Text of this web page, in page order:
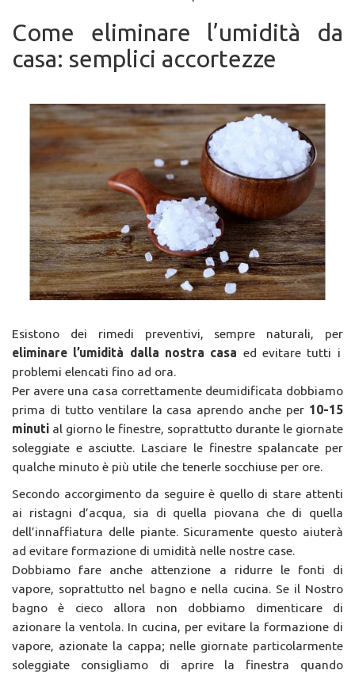
Come eliminare l’umidità da
casa: semplici accortezze
Esistono dei rimedi preventivi, sempre naturali, per
eliminare l’umidità dalla nostra casa ed evitare tutti i
problemi elencati fino ad ora.
Per avere una casa correttamente deumidificata dobbiamo
prima di tutto ventilare la casa aprendo anche per 10-15
minuti al giorno le finestre, soprattutto durante le giornate
soleggiate e asciutte. Lasciare le finestre spalancate per
qualche minuto è più utile che tenerle socchiuse per ore.
Secondo accorgimento da seguire è quello di stare attenti
ai ristagni d’acqua, sia di quella piovana che di quella
dell’innaffiatura delle piante. Sicuramente questo aiuterà
ad evitare formazione di umidità nelle nostre case.
Dobbiamo fare anche attenzione a ridurre le fonti di
vapore, soprattutto nel bagno e nella cucina. Se il Nostro
bagno è cieco allora non dobbiamo dimenticare di
azionare la ventola. In cucina, per evitare la formazione di
vapore, azionate la cappa; nelle giornate particolarmente
soleggiate consigliamo di aprire la finestra quando